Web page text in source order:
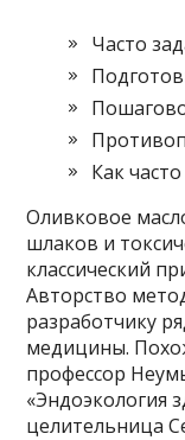
Часто
Как
Оливковое
шлаков и
классический
Авторство
разработчику
медицины.
профессор
«Эндоэкология
целительница